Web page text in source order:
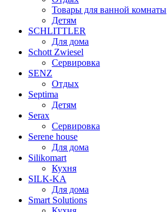
Товары для ванной комнаты
Детям
SCHLITTLER
Для дома
Schott Zwiesel
Сервировка
SENZ
Отдых
Septima
Детям
Serax
Сервировка
Serene house
Для дома
Silikomart
Кухня
SILK-KA
Для дома
Smart Solutions